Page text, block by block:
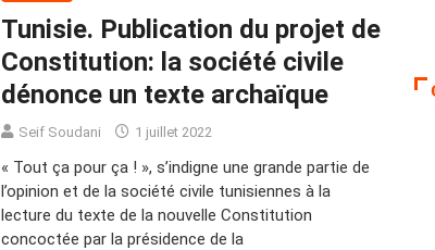
Tunisie. Publication du projet de
Constitution: la société civile
dénonce un texte archaïque
Seif Soudani 1 juillet 2022
« Tout ça pour ça ! », s’indigne une grande partie de
l’opinion et de la société civile tunisiennes à la
lecture du texte de la nouvelle Constitution
concoctée par la présidence de la